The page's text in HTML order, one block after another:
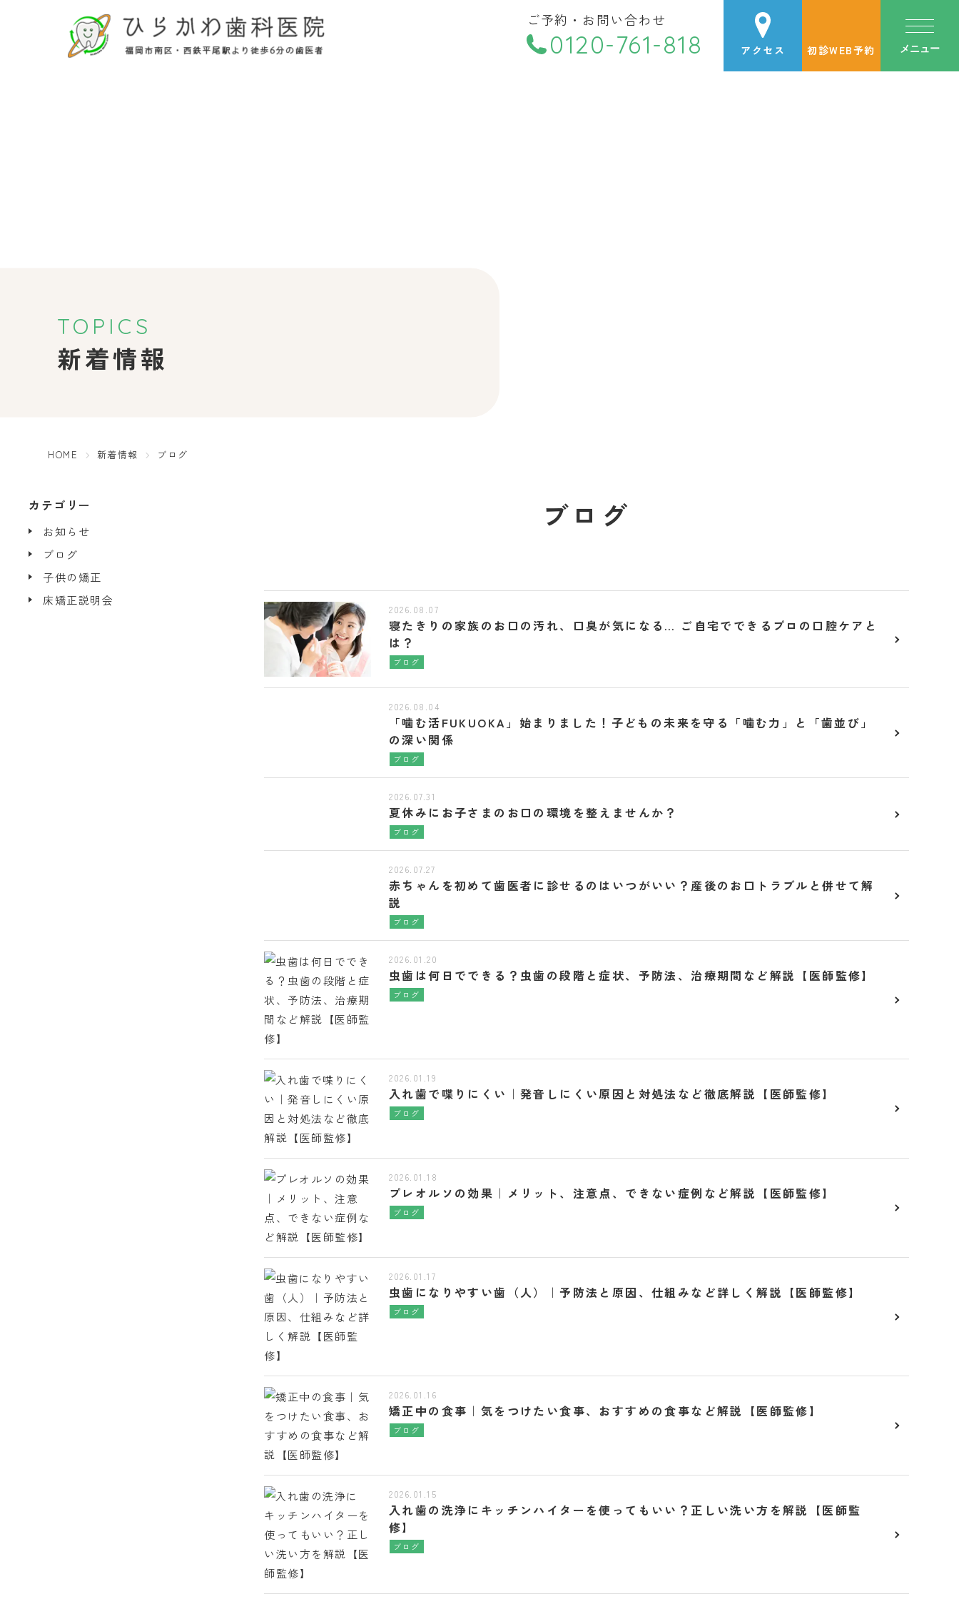
ご予約・お問い合わせ
0120-761-818 アクセス 初診WEB予約 メニュー
求人案内
訪問診療
特別診療
新着情報
HOME 新着情報 ブログ
カテゴリー
お知らせ
ブログ
子供の矯正
床矯正説明会
ブログ
2026.08.07
寝たきりの家族のお口の汚れ、口臭が気になる… ご自宅でできるプロの口腔ケアと
は？
ブログ
2026.08.04
「噛む活FUKUOKA」始まりました！子どもの未来を守る「噛む力」と「歯並び」
の深い関係
ブログ
2026.07.31
夏休みにお子さまのお口の環境を整えませんか？
ブログ
2026.07.27
赤ちゃんを初めて歯医者に診せるのはいつがいい？産後のお口トラブルと併せて解
説
ブログ
2026.01.20
虫歯は何日でできる？虫歯の段階と症状、予防法、治療期間など解説【医師監修】
ブログ
2026.01.19
入れ歯で喋りにくい｜発音しにくい原因と対処法など徹底解説【医師監修】
ブログ
2026.01.18
プレオルソの効果｜メリット、注意点、できない症例など解説【医師監修】
ブログ
2026.01.17
虫歯になりやすい歯（人）｜予防法と原因、仕組みなど詳しく解説【医師監修】
ブログ
2026.01.16
矯正中の食事｜気をつけたい食事、おすすめの食事など解説【医師監修】
ブログ
2026.01.15
入れ歯の洗浄にキッチンハイターを使ってもいい？正しい洗い方を解説【医師監
修】
ブログ